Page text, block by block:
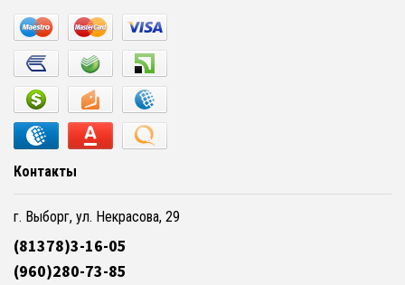
Контакты
г. Выборг, ул. Некрасова, 29
(81378)3-16-05
(960)280-73-85